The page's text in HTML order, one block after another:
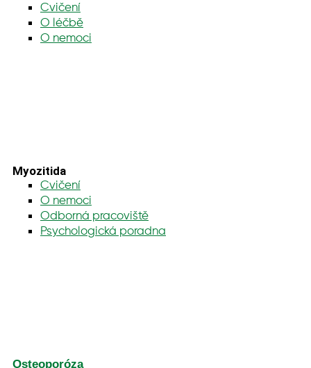
Cvičení
O léčbě
O nemoci
Myozitida
Cvičení
O nemoci
Odborná pracoviště
Psychologická poradna
Osteoporóza